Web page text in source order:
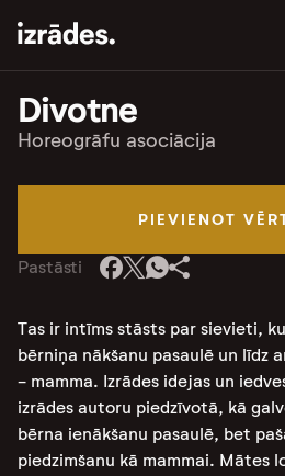
Divotne
Horeogrāfu asociācija
PIEVIENOT
Pastāsti
Tas ir intīms stāsts par sievieti,
bērniņa nākšanu pasaulē un līdz
- mamma. Izrādes idejas un
izrādes autoru piedzīvotā, kā
bērna ienākšanu pasaulē, bet
piedzimšanu kā mammai. Mātes